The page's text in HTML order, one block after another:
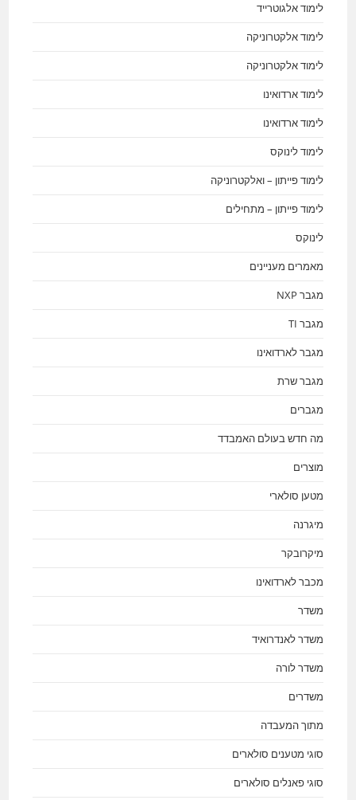
לימוד אלגוטרייד
לימוד אלקטרוניקה
לימוד אלקטרוניקה
לימוד ארדואינו
לימוד ארדואינו
לימוד לינוקס
לימוד פייתון – ואלקטרוניקה
לימוד פייתון – מתחילים
לינוקס
מאמרים מעניינים
מגבר NXP
מגבר TI
מגבר לארדואינו
מגבר שרת
מגברים
מה חדש בעולם האמבדד
מוצרים
מטען סולארי
מיגרנה
מיקרובקר
מכבר לארדואינו
משדר
משדר לאנדרואיד
משדר לורה
משדרים
מתוך המעבדה
סוגי מטענים סולארים
סוגי פאנלים סולארים